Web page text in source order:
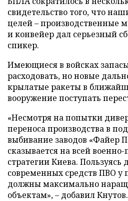
свидетельство того, что
целей – производственные
и конвейер дал серьезный
спикер.
Имеющиеся в войсках
расходовать, но новые
крылатые ракеты в
вооружение поступать
«Несмотря на попытки
переноса производства в
выбивание заводов «Файер
сказывается на всей
стратегии Киева.
современных средств ПВО у
должны максимально
объектам», – добавил Кнутов.